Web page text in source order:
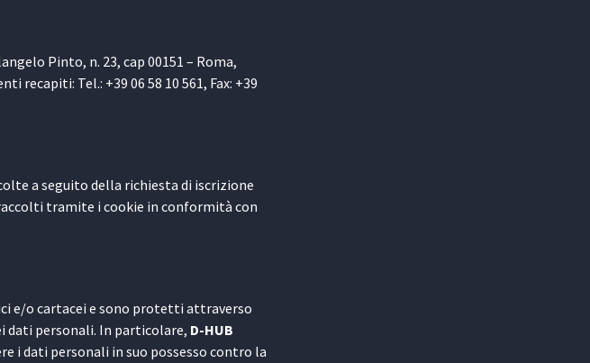
Pinto, n. 23, cap 00151 – Roma,
recapiti: Tel.: +39 06 58 10 561, Fax: +39
a seguito della richiesta di iscrizione
tramite i cookie in conformità con
e/o cartacei e sono protetti attraverso
dati personali. In particolare, D-HUB
i dati personali in suo possesso contro la